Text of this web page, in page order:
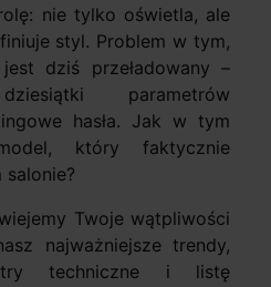
nie tylko oświetla, ale
styl. Problem w tym,
dziś przeładowany –
parametrów
hasła. Jak w tym
który faktycznie
Twoje wątpliwości
najważniejsze trendy,
techniczne i listę